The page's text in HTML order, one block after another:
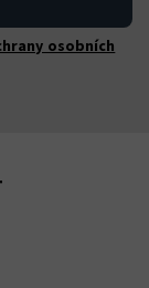
osobních